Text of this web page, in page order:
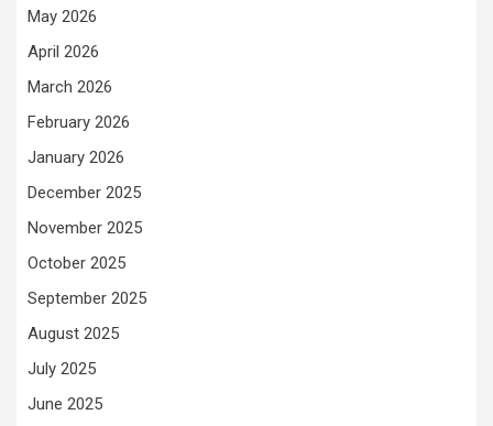
May 2026
April 2026
March 2026
February 2026
January 2026
December 2025
November 2025
October 2025
September 2025
August 2025
July 2025
June 2025